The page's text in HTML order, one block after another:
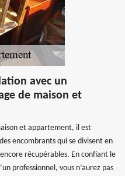
avec un
de maison et
et appartement, il est
encombrants qui se divisent en
récupérables. En confiant le
professionnel, vous n’aurez pas